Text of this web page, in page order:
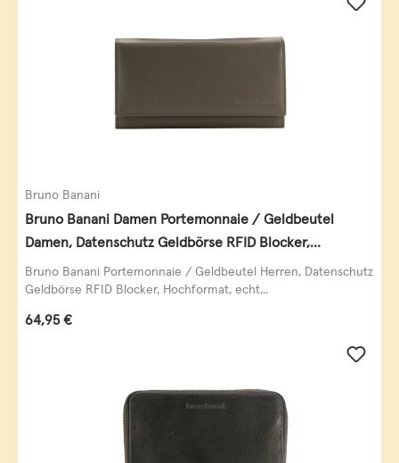
Bruno Banani
Bruno Banani Damen Portemonnaie / Geldbeutel
Damen, Datenschutz Geldbörse RFID Blocker,
Querformat, echt Leder, taupe
Bruno Banani Portemonnaie / Geldbeutel Herren, Datenschutz
Geldbörse RFID Blocker, Hochformat, echt...
Regulärer Preis:
64,95 €